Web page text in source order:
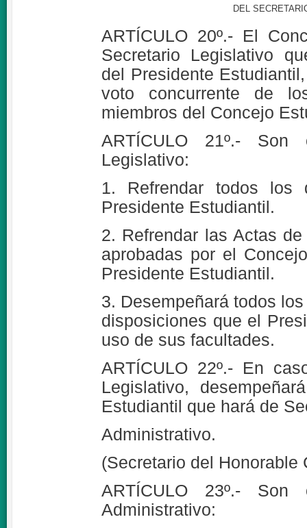
DEL
ARTÍCULO 20º.- El
Secretario Legislativo
del Presidente
voto concurrente de
miembros del Concejo
ARTÍCULO 21º.- Son
Legislativo:
1. Refrendar todos los
Presidente Estudiantil.
2. Refrendar las Actas
aprobadas por el
Presidente Estudiantil.
3. Desempeñará todos
disposiciones que el
uso de sus facultades.
ARTÍCULO 22º.- En
Legislativo,
Estudiantil que hará de
Administrativo.
(Secretario del Honorable
ARTÍCULO 23º.- Son
Administrativo: